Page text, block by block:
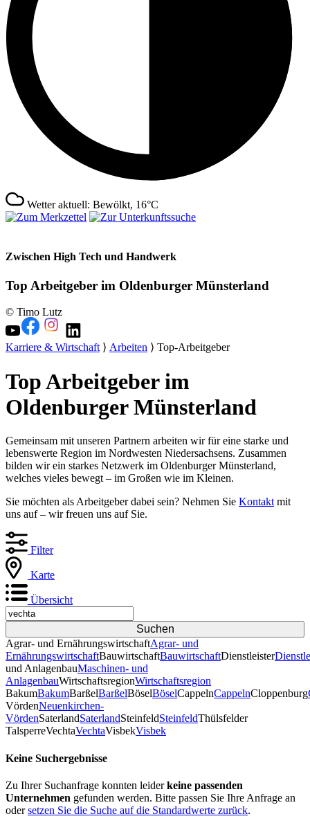
Wetter aktuell: Bewölkt, 16°C
Zwischen High Tech und Handwerk
Top Arbeitgeber im Oldenburger Münsterland
© Timo Lutz
Karriere & Wirtschaft⟩ Arbeiten ⟩ Top-Arbeitgeber
Top Arbeitgeber im
Oldenburger Münsterland
Gemeinsam mit unseren Partnern arbeiten wir für eine starke und
lebenswerte Region im Nordwesten Niedersachsens. Zusammen
bilden wir ein starkes Netzwerk im Oldenburger Münsterland,
welches vieles bewegt – im Großen wie im Kleinen.
Sie möchten als Arbeitgeber dabei sein? Nehmen Sie Kontakt mit
uns auf – wir freuen uns auf Sie.
Filter
Karte
Übersicht
Agrar- und ErnährungswirtschaftAgrar- und
ErnährungswirtschaftBauwirtschaftBauwirtschaftDienstleister
und AnlagenbauMaschinen- und
AnlagenbauWirtschaftsregionWirtschaftsregion
BakumBakumBarßelBarßelBöselBöselCappelnCappelnCloppenburg
VördenNeuenkirchen-
VördenSaterlandSaterlandSteinfeldSteinfeldThülsfelder
TalsperreVechtaVechtaVisbekVisbek
Keine Suchergebnisse
Zu Ihrer Suchanfrage konnten leiderkeine passenden
Unternehmen gefunden werden. Bitte passen Sie Ihre Anfrage an
odersetzen Sie die Suche auf die Standardwerte zurück.